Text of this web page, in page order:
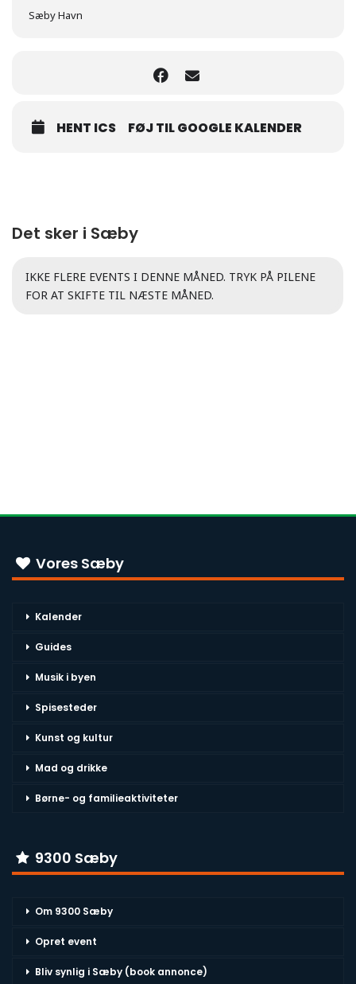
Sæby Havn
HENT ICS FØJ TIL GOOGLE KALENDER
Det sker i Sæby
IKKE FLERE EVENTS I DENNE MÅNED. TRYK PÅ PILENE
FOR AT SKIFTE TIL NÆSTE MÅNED.
Vores Sæby
Kalender
Guides
Musik i byen
Spisesteder
Kunst og kultur
Mad og drikke
Børne- og familieaktiviteter
9300 Sæby
Om 9300 Sæby
Opret event
Bliv synlig i Sæby (book annonce)